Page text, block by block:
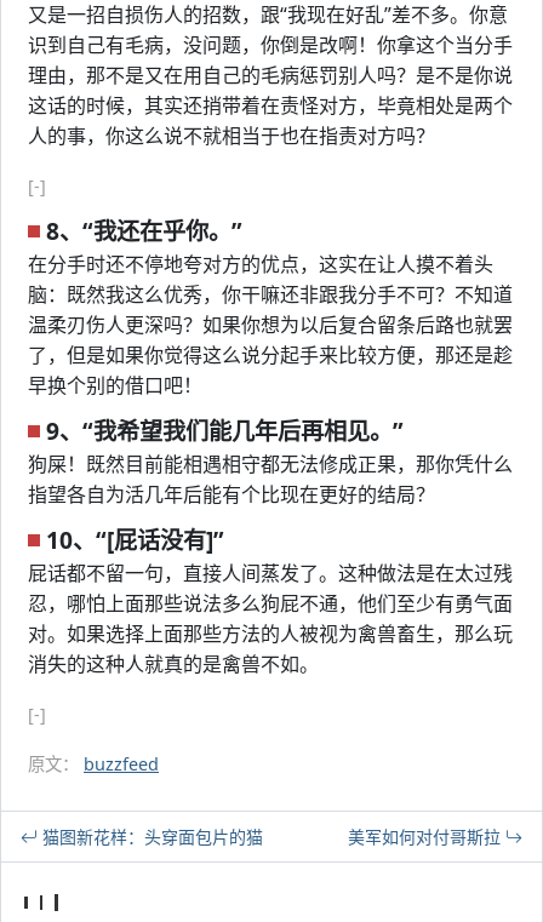
又是一招自损伤人的招数，跟“我现在好乱”差不多。你意
识到自己有毛病，没问题，你倒是改啊！你拿这个当分手
理由，那不是又在用自己的毛病惩罚别人吗？是不是你说
这话的时候，其实还捎带着在责怪对方，毕竟相处是两个
人的事，你这么说不就相当于也在指责对方吗？
[-]
8、“我还在乎你。”
在分手时还不停地夸对方的优点，这实在让人摸不着头
脑：既然我这么优秀，你干嘛还非跟我分手不可？不知道
温柔刃伤人更深吗？如果你想为以后复合留条后路也就罢
了，但是如果你觉得这么说分起手来比较方便，那还是趁
早换个别的借口吧！
9、“我希望我们能几年后再相见。”
狗屎！既然目前能相遇相守都无法修成正果，那你凭什么
指望各自为活几年后能有个比现在更好的结局？
10、“[屁话没有]”
屁话都不留一句，直接人间蒸发了。这种做法是在太过残
忍，哪怕上面那些说法多么狗屁不通，他们至少有勇气面
对。如果选择上面那些方法的人被视为禽兽畜生，那么玩
消失的这种人就真的是禽兽不如。
[-]
原文： buzzfeed
猫图新花样：头穿面包片的猫 美军如何对付哥斯拉